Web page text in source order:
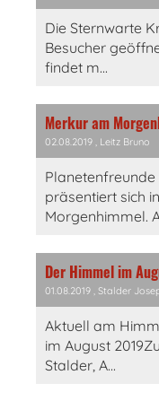
Die Sternwarte
Besucher
findet m...
Merkur am
02.08.2019 , Leitz Bruno
präsentiert sich
Morgenhimmel.
Der Himmel im
01.08.2019 , Stalder
Aktuell am
im August
Stalder, A...